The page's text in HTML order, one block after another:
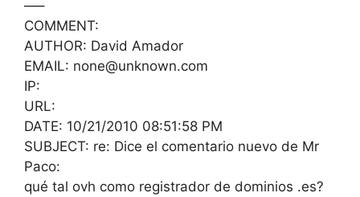
—–
COMMENT:
AUTHOR: David Amador
EMAIL: none@unknown.com
IP:
URL:
DATE: 10/21/2010 08:51:58 PM
SUBJECT: re: Dice el comentario nuevo de Mr
Paco:
qué tal ovh como registrador de dominios .es?